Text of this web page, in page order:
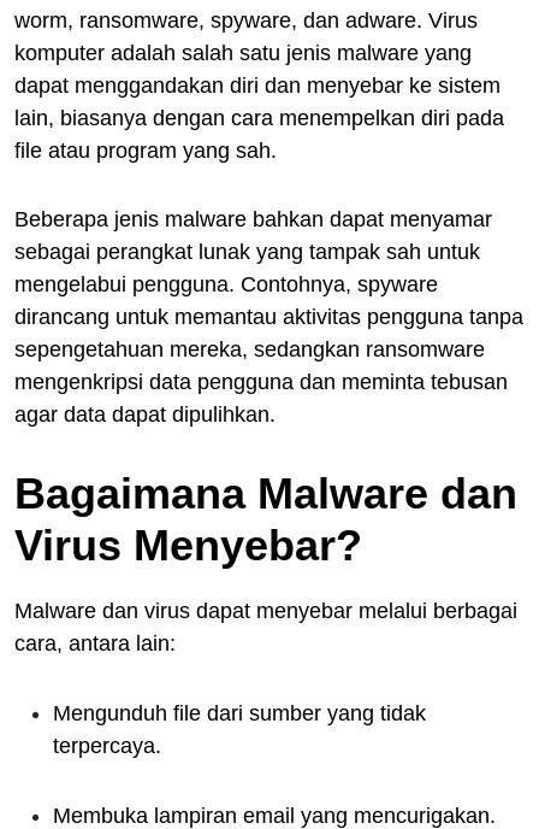
worm, ransomware, spyware, dan adware. Virus
komputer adalah salah satu jenis malware yang
dapat menggandakan diri dan menyebar ke sistem
lain, biasanya dengan cara menempelkan diri pada
file atau program yang sah.
Beberapa jenis malware bahkan dapat menyamar
sebagai perangkat lunak yang tampak sah untuk
mengelabui pengguna. Contohnya, spyware
dirancang untuk memantau aktivitas pengguna tanpa
sepengetahuan mereka, sedangkan ransomware
mengenkripsi data pengguna dan meminta tebusan
agar data dapat dipulihkan.
Bagaimana Malware dan
Virus Menyebar?
Malware dan virus dapat menyebar melalui berbagai
cara, antara lain:
Mengunduh file dari sumber yang tidak
terpercaya.
Membuka lampiran email yang mencurigakan.